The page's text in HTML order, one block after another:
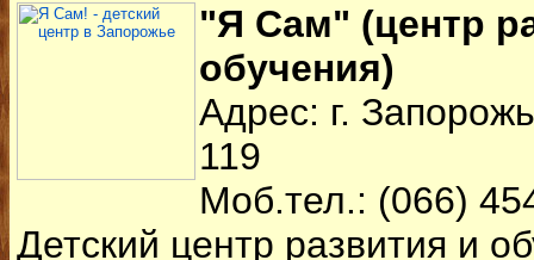
"Я Сам" (центр
обучения)
Адрес: г.
119
Моб.тел.: (066)
Детский центр развития и